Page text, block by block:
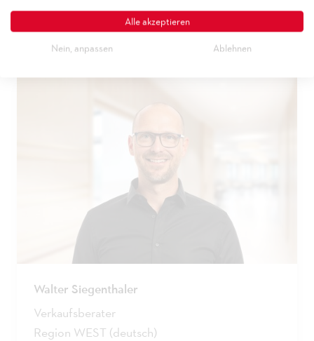
+41 71 747 81 13
E-Mail
Walter Siegenthaler
Verkaufsberater
Region WEST (deutsch)
Alle akzeptieren
Nein, anpassen Ablehnen